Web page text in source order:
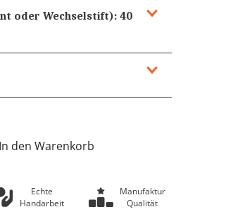
oder Wechselstift): 40
In den Warenkorb
Echte
Handarbeit
Manufaktur
Qualität